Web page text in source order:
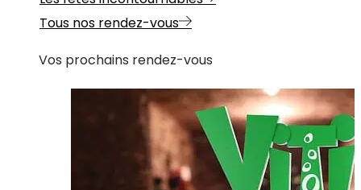
Tous nos rendez-vous
Vos prochains rendez-vous